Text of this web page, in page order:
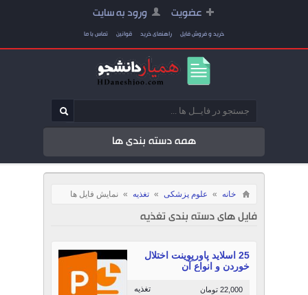
عضویت ورود به سایت
خرید و فروش فایل راهنمای خرید قوانین تماس با ما
همه دسته بندی ها
خانه » علوم پزشکی » تغذیه » نمایش فایل ها
فایل های دسته بندی تغذیه
25 اسلاید پاورپوینت اختلال
خوردن و انواع آن
تغذیه 22,000 تومان